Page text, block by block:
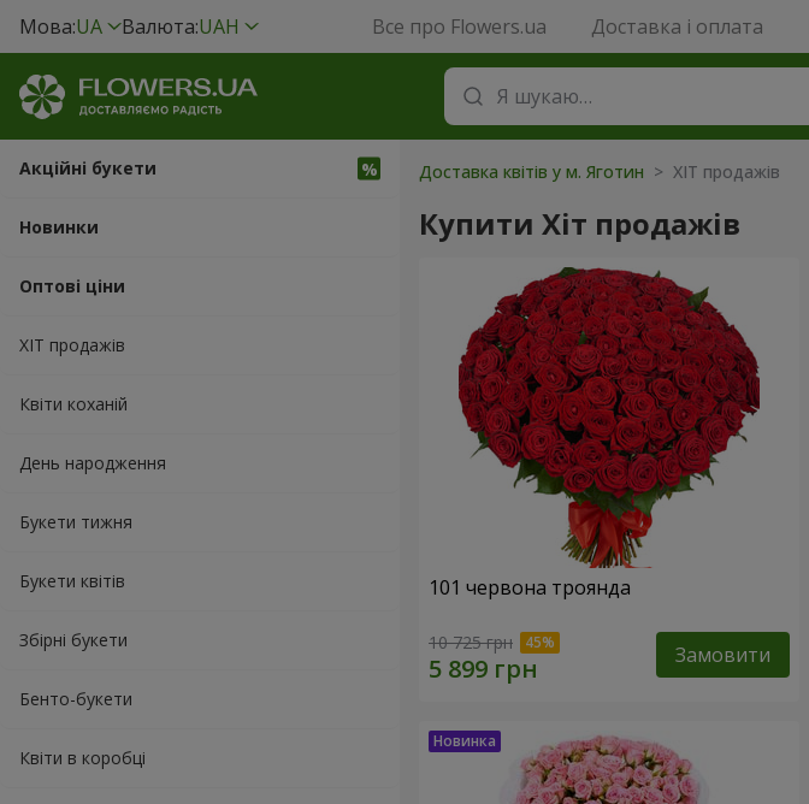
Мова:UA Валюта:UAH Все про Flowers.ua Доставка і оплата
Акційні букети
Новинки
Оптові ціни
ХІТ продажів
Квіти коханій
День народження
Букети тижня
Букети квітів
Збірні букети
Бенто-букети
Квіти в коробці
Доставка квітів у м. Яготин > ХІТ продажів
Купити Хіт продажів
101 червона троянда
10 725 грн Замовити